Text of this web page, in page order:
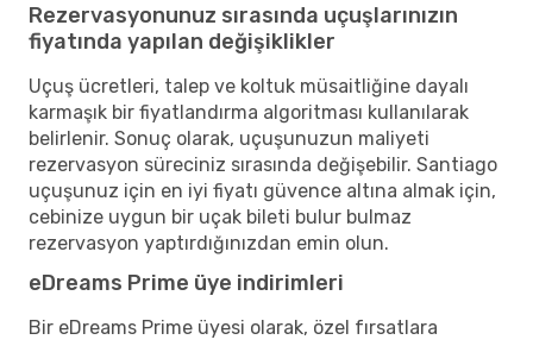
Rezervasyonunuz sırasında uçuşlarınızın
fiyatında yapılan değişiklikler
Uçuş ücretleri, talep ve koltuk müsaitliğine dayalı
karmaşık bir fiyatlandırma algoritması kullanılarak
belirlenir. Sonuç olarak, uçuşunuzun maliyeti
rezervasyon süreciniz sırasında değişebilir. Santiago
uçuşunuz için en iyi fiyatı güvence altına almak için,
cebinize uygun bir uçak bileti bulur bulmaz
rezervasyon yaptırdığınızdan emin olun.
eDreams Prime üye indirimleri
Bir eDreams Prime üyesi olarak, özel fırsatlara